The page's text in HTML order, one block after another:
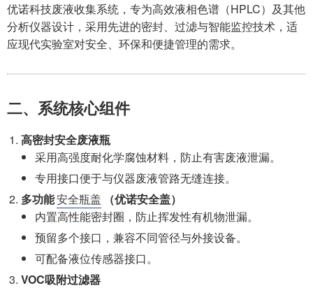
优诺科技废液收集系统，专为高效液相色谱（HPLC）及其他
分析仪器设计，采用先进的密封、过滤与智能监控技术，适
应现代实验室对安全、环保和便捷管理的需求。
二、系统核心组件
高密封安全废液瓶
采用高强度耐化学腐蚀材料，防止有害废液泄漏。
专用接口便于与仪器废液管路无缝连接。
多功能安全瓶盖
（优诺安全盖）
内置高性能密封圈，防止挥发性有机物泄漏。
预留多个接口，兼容不同管径与外接设备。
可配备液位传感器接口。
VOC吸附过滤器